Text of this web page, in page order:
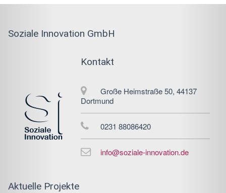
Soziale Innovation GmbH
Kontakt
Große Heimstraße 50, 44137
Dortmund
0231 88086420
info@soziale-innovation.de
Aktuelle Projekte